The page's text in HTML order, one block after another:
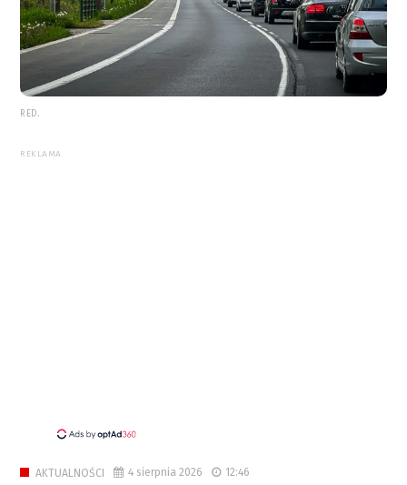
RED.
REKLAMA
AKTUALNOŚCI 4 sierpnia 2026 12:46